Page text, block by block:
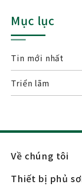
Mục lục
Tin mới nhất
Triển lãm
Về chúng tôi
Thiết bị phủ